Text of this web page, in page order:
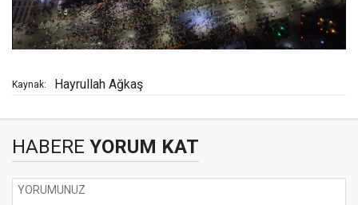
Kaynak: Hayrullah Ağkaş
HABERE YORUM KAT